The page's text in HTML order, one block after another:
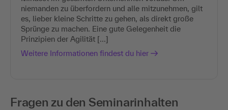
niemanden zu überfordern und alle mitzunehmen, gilt
es, lieber kleine Schritte zu gehen, als direkt große
Sprünge zu machen. Eine gute Gelegenheit die
Prinzipien der Agilität [...]
Weitere Informationen findest du hier
Fragen zu den Seminarinhalten